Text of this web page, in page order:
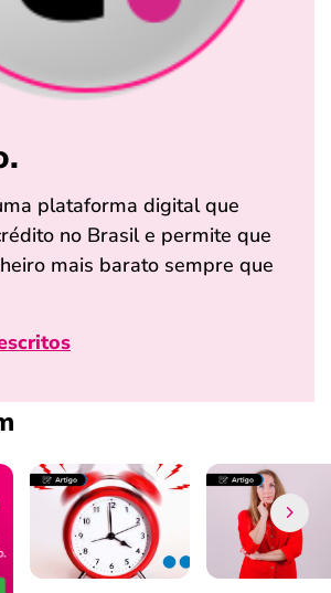
plataforma digital que
no Brasil e permite que
mais barato sempre que